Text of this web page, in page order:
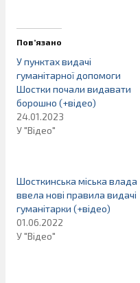
Пов’язано
У пунктах видачі
гуманітарної допомоги
Шостки почали видавати
борошно (+відео)
24.01.2023
У "Відео"
Шосткинська міська влада
ввела нові правила видачі
гуманітарки (+відео)
01.06.2022
У "Відео"